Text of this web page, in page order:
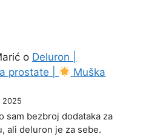
o Deluron |
prostate |
Muška
2025
sam bezbroj dodataka za
ali deluron je za sebe.